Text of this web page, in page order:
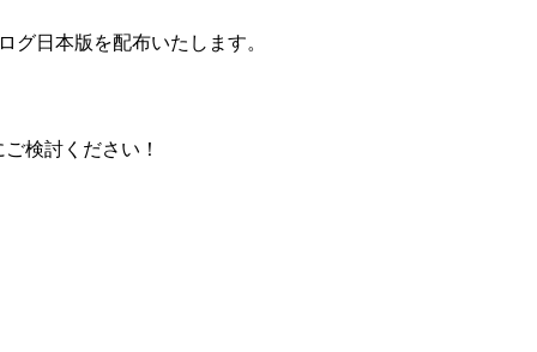
グ日本版を配布いたします。
検討ください！